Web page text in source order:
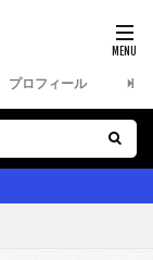
プロフィール